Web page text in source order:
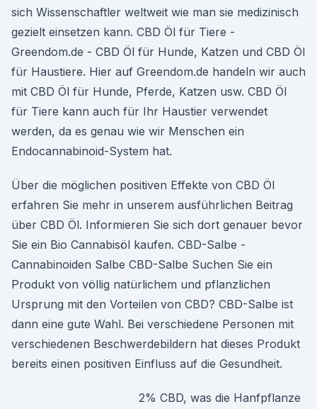
sich Wissenschaftler weltweit wie man sie medizinisch
gezielt einsetzen kann. CBD Öl für Tiere -
Greendom.de - CBD Öl für Hunde, Katzen und CBD Öl
für Haustiere. Hier auf Greendom.de handeln wir auch
mit CBD Öl für Hunde, Pferde, Katzen usw. CBD Öl
für Tiere kann auch für Ihr Haustier verwendet
werden, da es genau wie wir Menschen ein
Endocannabinoid-System hat.
Über die möglichen positiven Effekte von CBD Öl
erfahren Sie mehr in unserem ausführlichen Beitrag
über CBD Öl. Informieren Sie sich dort genauer bevor
Sie ein Bio Cannabisöl kaufen. CBD-Salbe -
Cannabinoiden Salbe CBD-Salbe Suchen Sie ein
Produkt von völlig natürlichem und pflanzlichen
Ursprung mit den Vorteilen von CBD? CBD-Salbe ist
dann eine gute Wahl. Bei verschiedene Personen mit
verschiedenen Beschwerdebildern hat dieses Produkt
bereits einen positiven Einfluss auf die Gesundheit.
2% CBD, was die Hanfpflanze